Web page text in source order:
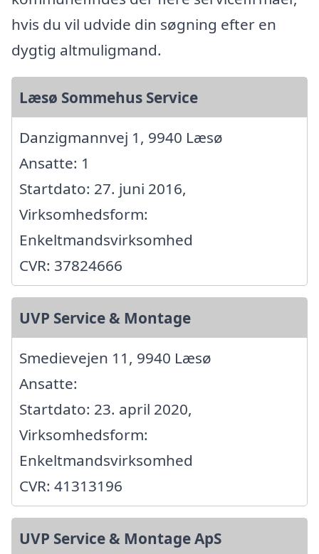
hvis du vil udvide din søgning efter en
dygtig altmuligmand.
Læsø Sommehus Service
Danzigmannvej 1, 9940 Læsø
Ansatte: 1
Startdato: 27. juni 2016,
Virksomhedsform:
Enkeltmandsvirksomhed
CVR: 37824666
UVP Service & Montage
Smedievejen 11, 9940 Læsø
Ansatte:
Startdato: 23. april 2020,
Virksomhedsform:
Enkeltmandsvirksomhed
CVR: 41313196
UVP Service & Montage ApS